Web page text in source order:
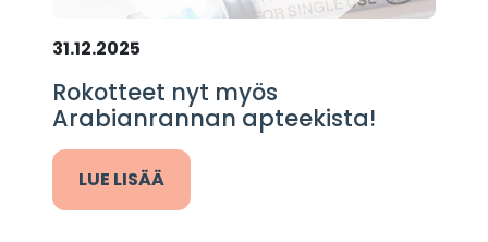
31.12.2025
Rokotteet nyt myös
Arabianrannan apteekista!
LUE LISÄÄ